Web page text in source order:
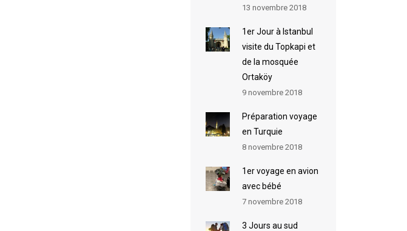
13 novembre 2018
1er Jour à Istanbul
visite du Topkapi et
de la mosquée
Ortaköy
9 novembre 2018
Préparation voyage
en Turquie
8 novembre 2018
1er voyage en avion
avec bébé
7 novembre 2018
3 Jours au sud